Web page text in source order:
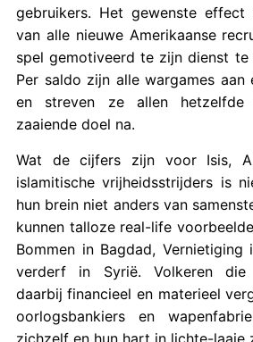
gebruikers. Het gewenste effect
van alle nieuwe Amerikaanse
spel gemotiveerd te zijn dienst te
Per saldo zijn alle wargames aan
en streven ze allen
zaaiende doel na.
Wat de cijfers zijn voor Isis,
islamitische vrijheidsstrijders is
hun brein niet anders van
kunnen talloze real-life
Bommen in Bagdad, Vernietiging
verderf in Syrië. Volkeren die
daarbij financieel en materieel
oorlogsbankiers en
zichzelf en hun hart in lichte-laaie